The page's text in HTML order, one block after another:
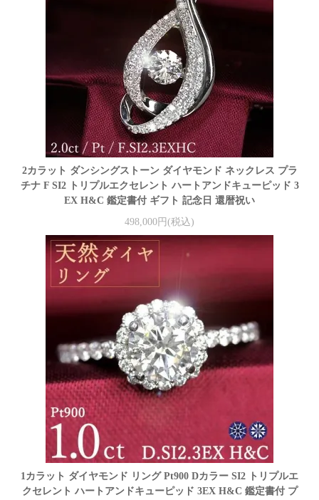
2カラット ダンシングストーン ダイヤモンド ネックレス プラ
チナ F SI2 トリプルエクセレント ハートアンドキューピッド 3
EX H&C 鑑定書付 ギフト 記念日 還暦祝い
498,000円(税込)
1カラット ダイヤモンド リング Pt900 Dカラー SI2 トリプルエ
クセレント ハートアンドキューピッド 3EX H&C 鑑定書付 プ